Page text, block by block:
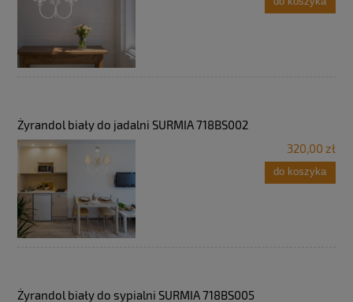
Żyrandol biały do jadalni SURMIA 718BS002
320,00 zł
do koszyka
Żyrandol biały do sypialni SURMIA 718BS005